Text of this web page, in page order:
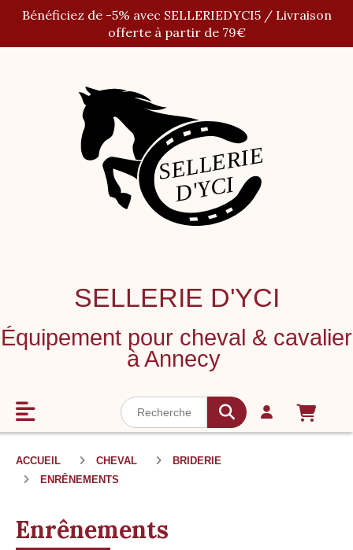
Bénéficiez de -5% avec SELLERIEDYCI5 / Livraison
offerte à partir de 79€
SELLERIE D'YCI
Équipement pour cheval & cavalier
à Annecy
ACCUEIL CHEVAL
BRIDERIE
ENRÊNEMENTS
Enrênements